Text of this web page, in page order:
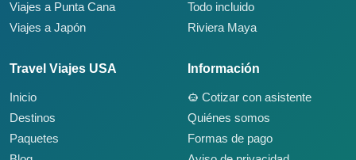
Viajes a Punta Cana
Viajes a Japón
Todo incluido
Riviera Maya
Travel Viajes USA
Inicio
Destinos
Paquetes
Información
Cotizar con asistente
Quiénes somos
Formas de pago